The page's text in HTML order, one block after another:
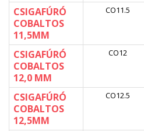
CSIGAFÚRÓ
COBALTOS
11,5MM
CO11.5
CSIGAFÚRÓ
COBALTOS
12,0 MM
CO12
CSIGAFÚRÓ
COBALTOS
12,5MM
CO12.5